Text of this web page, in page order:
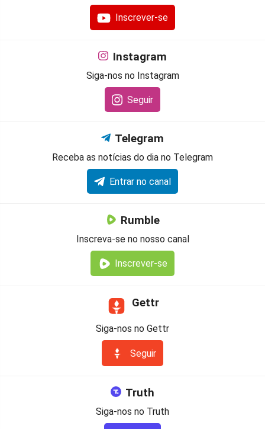
Inscrever-se
Instagram
Siga-nos no Instagram
Seguir
Telegram
Receba as notícias do dia no Telegram
Entrar no canal
Rumble
Inscreva-se no nosso canal
Inscrever-se
Gettr
Siga-nos no Gettr
Seguir
Truth
Siga-nos no Truth